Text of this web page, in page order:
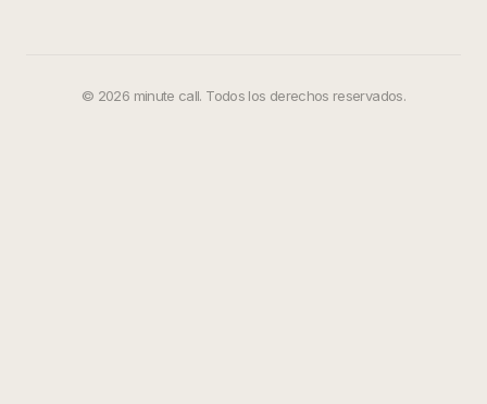
© 2026 minute call. Todos los derechos reservados.